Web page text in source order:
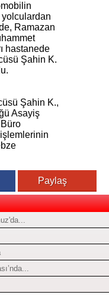
Ramazan
hastanede
Şahin K.
Şahin K.,
Asayiş
Paylaş